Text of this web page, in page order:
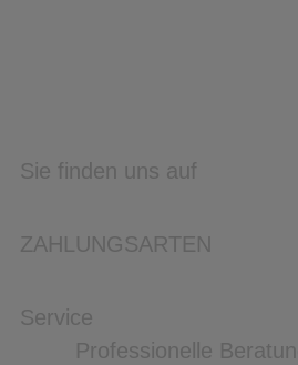
Sie finden uns auf
ZAHLUNGSARTEN
Service
Professionelle